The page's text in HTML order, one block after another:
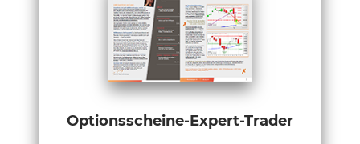
Optionsscheine-Expert-Trader